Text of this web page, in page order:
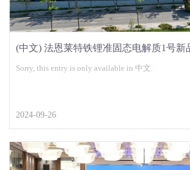
(中文) 法恩莱特铁锂准固态电解质1号新
域重大升级
Sorry, this entry is only available in 中文.
2024-09-26